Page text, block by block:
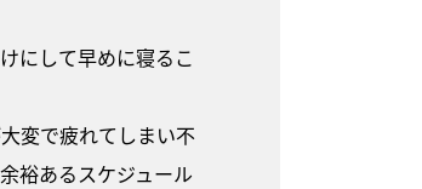
にして早めに寝るこ
変で疲れてしまい不
裕あるスケジュール